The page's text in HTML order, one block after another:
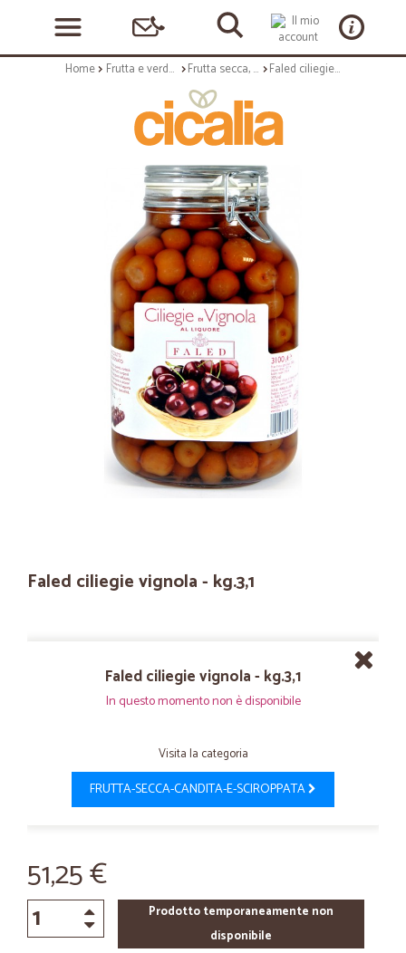
Home Frutta e verdura Frutta secca, candita e sciroppata Faled ciliegie vignola - kg.3,1
Faled ciliegie vignola - kg.3,1
Faled ciliegie vignola - kg.3,1
In questo momento non è disponibile
Visita la categoria
FRUTTA-SECCA-CANDITA-E-SCIROPPATA
51,25 €
Prodotto temporaneamente non
disponibile